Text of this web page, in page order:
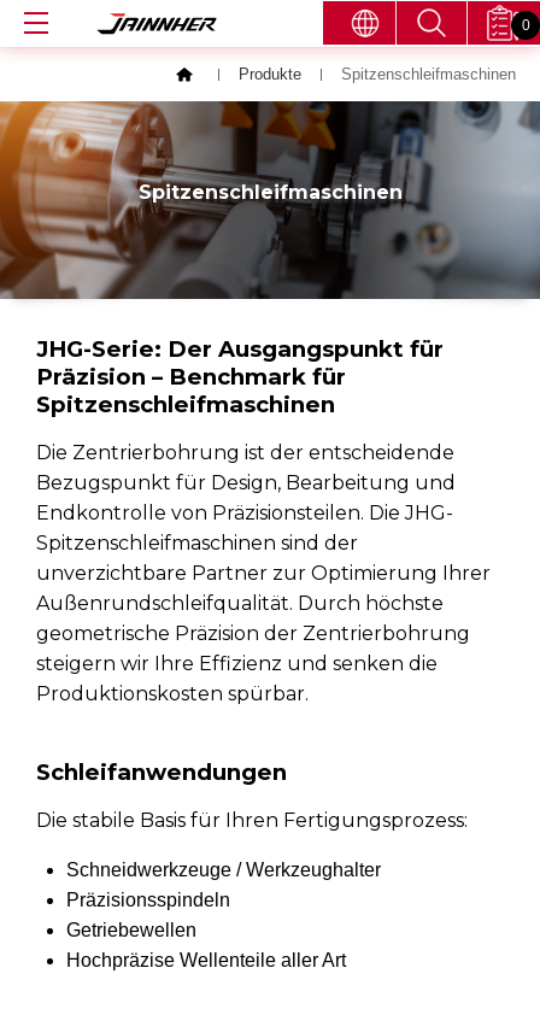
0
Produkte Spitzenschleifmaschinen
Spitzenschleifmaschinen
JHG-Serie: Der Ausgangspunkt für
Präzision – Benchmark für
Spitzenschleifmaschinen
Die Zentrierbohrung ist der entscheidende
Bezugspunkt für Design, Bearbeitung und
Endkontrolle von Präzisionsteilen. Die JHG-
Spitzenschleifmaschinen sind der
unverzichtbare Partner zur Optimierung Ihrer
Außenrundschleifqualität. Durch höchste
geometrische Präzision der Zentrierbohrung
steigern wir Ihre Effizienz und senken die
Produktionskosten spürbar.
Schleifanwendungen
Die stabile Basis für Ihren Fertigungsprozess:
Schneidwerkzeuge / Werkzeughalter
Präzisionsspindeln
Getriebewellen
Hochpräzise Wellenteile aller Art